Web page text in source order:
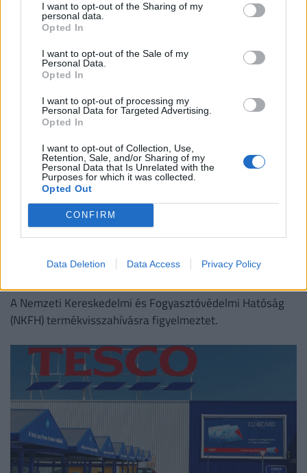
I want to opt-out of the Sharing of my
personal data.
Opted In
I want to opt-out of the Sale of my
Personal Data.
Opted In
I want to opt-out of processing my
Personal Data for Targeted Advertising.
Opted In
I want to opt-out of Collection, Use,
Retention, Sale, and/or Sharing of my
Personal Data that Is Unrelated with the
Purposes for which it was collected.
Opted Out
CONFIRM
Data Deletion Data Access Privacy Policy
helyen
Az ékszerteknős sokszor olcsón beszerezhető, de a
tartása az első évben akár több százezer forintos kiadás
is lehet. Mutatjuk, miből áll össze a teknőstartás
költsége!
boltlánc termékére: ha te is ilyet vettél,
A Nemzeti Kereskedelmi és Fogyasztóvédelmi Hatóság
(NKFH) termékvisszahívásra figyelmeztet.